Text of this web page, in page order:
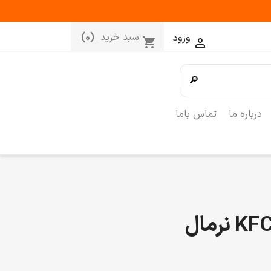
 ورود shopping_cart سبد خرید (0)
🔎
درباره ما تماس باما